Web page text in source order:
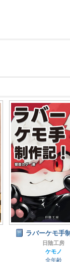
ZENTAI
なんだかだるい
オリジナル
全年齢